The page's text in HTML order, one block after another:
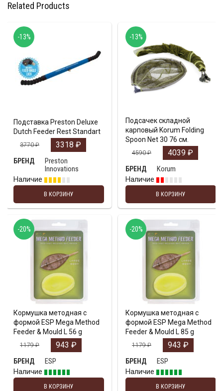
Related Products
Подставка Preston Deluxe
Dutch Feeder Rest Standart
3770₽ 3318 ₽
БРЕНД
Preston
Innovations
Наличие
В КОРЗИНУ
-13%
Подсачек складной
карповый Korum Folding
Spoon Net 30 76 см.
4590₽ 4039 ₽
БРЕНД
Korum
Наличие
В КОРЗИНУ
-13%
Кормушка методная с
формой ESP Mega Method
Feeder & Mould L 56 g
1179₽ 943 ₽
БРЕНД
ESP
Наличие
В КОРЗИНУ
-20%
Кормушка методная с
формой ESP Mega Method
Feeder & Mould L 85 g
1179₽ 943 ₽
БРЕНД
ESP
Наличие
В КОРЗИНУ
-20%